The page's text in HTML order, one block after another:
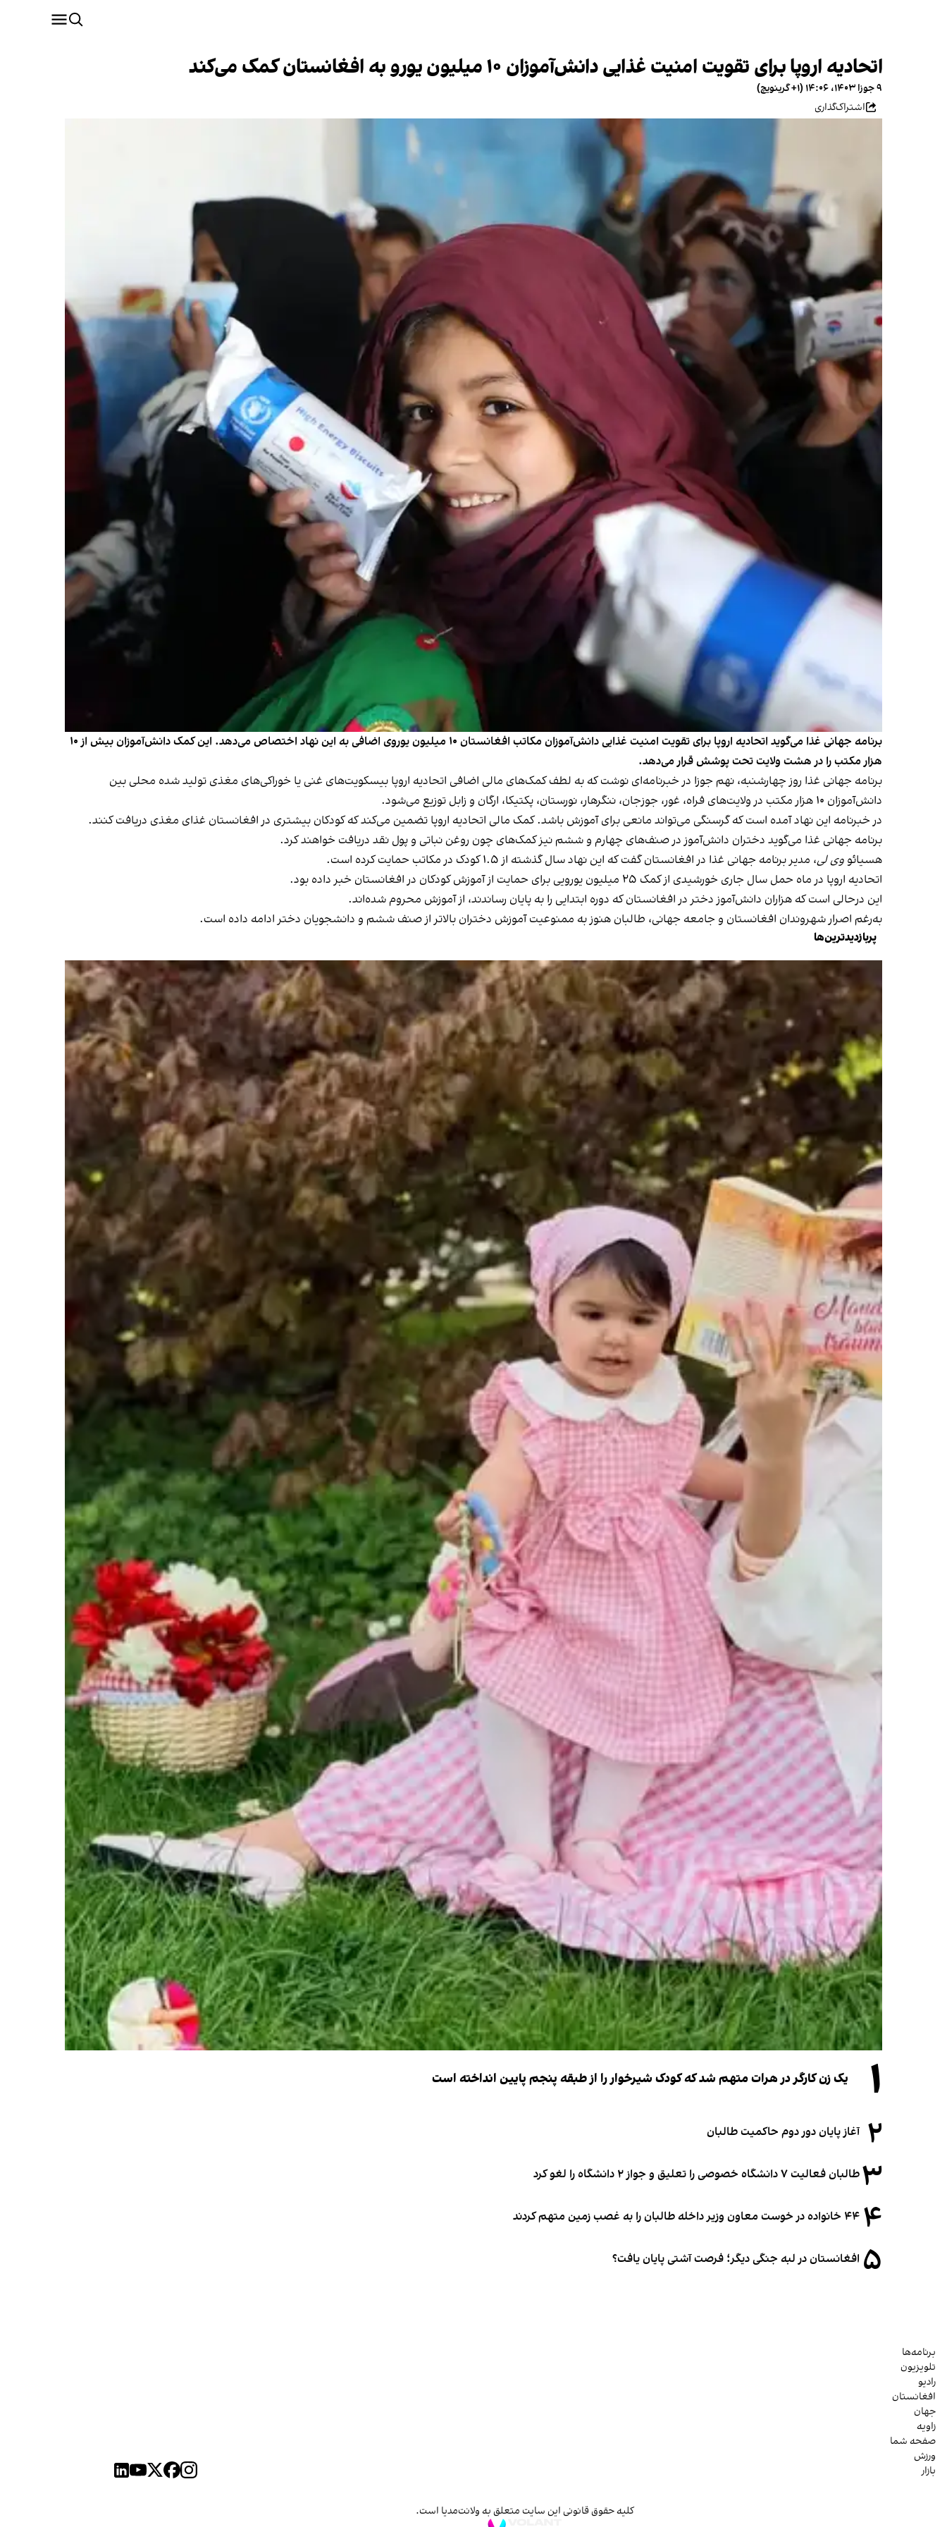
اتحادیه اروپا برای تقویت امنیت غذایی دانش‌آموزان ۱۰ میلیون یورو به افغانستان کمک می‌کند
۹ جوزا ۱۴۰۳، ۱۴:۰۶ (‎+۱ گرینویچ)
اشتراک‌گذاری
برنامه جهانی غذا می‌گوید اتحادیه اروپا برای تقویت امنیت غذایی دانش‌آموزان مکاتب افغانستان ۱۰ میلیون یوروی اضافی به این نهاد اختصاص می‌دهد. این کمک دانش‌آموزان بیش از ۱۰
هزار مکتب را در هشت ولایت تحت پوشش قرار می‌دهد.
برنامه جهانی غذا روز چهارشنبه، نهم جوزا در خبرنامه‌ای نوشت که به لطف کمک‌های مالی اضافی اتحادیه اروپا بیسکویت‌های غنی یا خوراکی‌های مغذی تولید شده محلی بین
دانش‌آموزان ۱۰ هزار مکتب در ولایت‌های فراه، غور، جوزجان، ننگرهار، نورستان، پکتیکا، ارگان و زابل توزیع می‌شود.
در خبرنامه این نهاد آمده است که گرسنگی می‌تواند مانعی برای آموزش باشد. کمک مالی اتحادیه اروپا تضمین می‌کند که کودکان بیشتری در افغانستان غذای مغذی دریافت کنند.
برنامه جهانی غذا می‌گوید دختران دانش‌آموز در صنف‌های چهارم و ششم نیز کمک‌های چون روغن نباتی و پول نقد دریافت خواهند کرد.
هسیائووی لی، مدیر برنامه جهانی غذا در افغانستان گفت که این نهاد سال گذشته از ۱.۵ کودک در مکاتب حمایت کرده است.
اتحادیه اروپا در ماه حمل سال جاری خورشیدی از کمک ۲۵ میلیون یورویی برای حمایت از آموزش کودکان در افغانستان خبر داده بود.
این درحالی است که هزاران دانش‌آموز دختر در افغانستان که دوره ابتدایی را به پایان رساندند، از آموزش محروم شده‌اند.
به‌رغم اصرار شهروندان افغانستان و جامعه جهانی، طالبان هنوز به ممنوعیت آموزش دختران بالاتر از صنف ششم و دانشجویان دختر ادامه داده است.
پربازدیدترین‌ها
۱ یک زن کارگر در هرات متهم شد که کودک شیرخوار را از طبقه پنجم پایین انداخته است
۲ آغاز پایان دور دوم حاکمیت طالبان
۳طالبان فعالیت ۷ دانشگاه خصوصی را تعلیق و جواز ۲ دانشگاه را لغو کرد
۴ ۴۴ خانواده در خوست معاون وزیر داخله طالبان را به غصب زمین متهم کردند
۵ افغانستان در لبه جنگی دیگر؛ فرصت آشتی پایان یافت؟
برنامه‌ها
تلویزیون
رادیو
افغانستان
جهان
زاویه
صفحه شما
ورزش
بازار
کلیه حقوق قانونی این سایت متعلق به ولانت‌مدیا است.